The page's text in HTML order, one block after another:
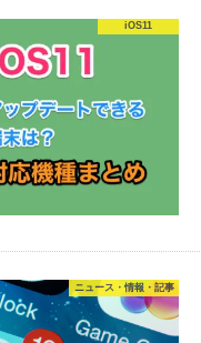
iOS11
ニュース・情報・記事